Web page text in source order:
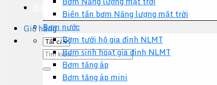
Báo giá +
Giỏ hàng
Tìm
kiếm:
Biến tần bơm Năng lượng mặt trời
Bơm nước
Bơm tưới hộ gia đình NLMT
Bơm sinh hoạt gia đình NLMT
Bơm tăng áp
Bơm tăng áp mini